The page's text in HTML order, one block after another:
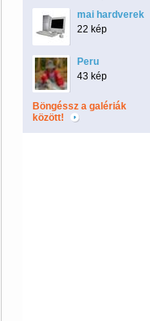
mai hardverek
22 kép
Peru
43 kép
Böngéssz a galériák
között!